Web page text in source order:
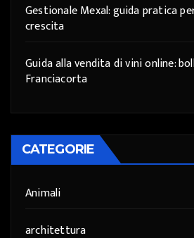
Gestionale Mexal: guida pratica
crescita
Guida alla vendita di vini online:
Franciacorta
CATEGORIE
Animali
architettura